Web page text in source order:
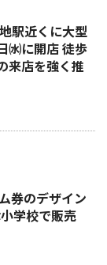
駅近くに大型
㈬に開店 徒歩
来店を強く推
券のデザイン
学校で販売